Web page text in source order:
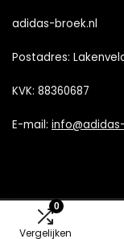
0
Vergelijken
adidas-broek.nl
Postadres:
KVK: 88360687
E-mail:
2022 ©